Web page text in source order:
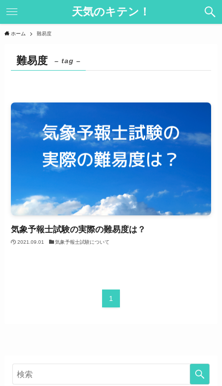
天気のキテン！
ホーム 難易度
難易度 – tag –
気象予報士試験の実際の難易度は？
2021.09.01 気象予報士試験について
1